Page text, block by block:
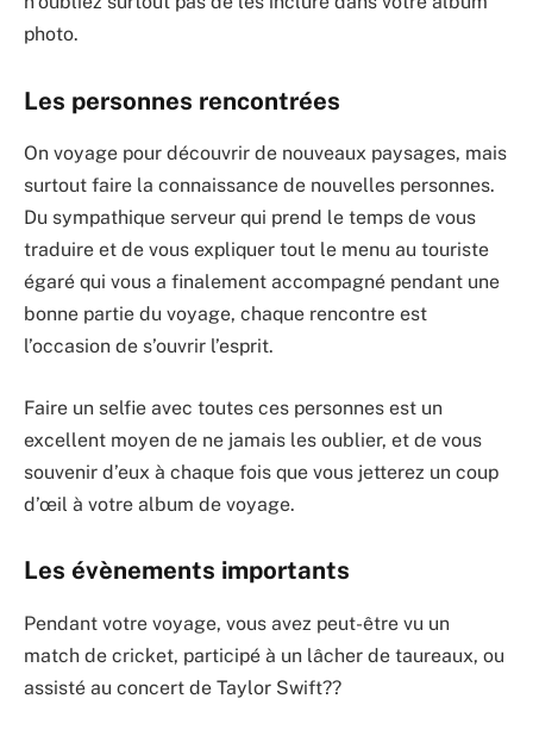
photo.
Les personnes rencontrées
On voyage pour découvrir de nouveaux paysages, mais
surtout faire la connaissance de nouvelles personnes.
Du sympathique serveur qui prend le temps de vous
traduire et de vous expliquer tout le menu au touriste
égaré qui vous a finalement accompagné pendant une
bonne partie du voyage, chaque rencontre est
l’occasion de s’ouvrir l’esprit.
Faire un selfie avec toutes ces personnes est un
excellent moyen de ne jamais les oublier, et de vous
souvenir d’eux à chaque fois que vous jetterez un coup
d’œil à votre album de voyage.
Les évènements importants
Pendant votre voyage, vous avez peut-être vu un
match de cricket, participé à un lâcher de taureaux, ou
assisté au concert de Taylor Swift??